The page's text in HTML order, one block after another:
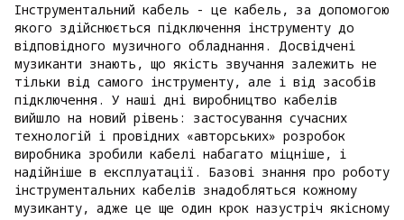
Інструментальний кабель - це кабель, за допомогою
якого здійснюється підключення інструменту до
відповідного музичного обладнання. Досвідчені
музиканти знають, що якість звучання залежить не
тільки від самого інструменту, але і від засобів
підключення. У наші дні виробництво кабелів
вийшло на новий рівень: застосування сучасних
технологій і провідних «авторських» розробок
виробника зробили кабелі набагато міцніше, і
надійніше в експлуатації. Базові знання про роботу
інструментальних кабелів знадобляться кожному
музиканту, адже це ще один крок назустріч якісному